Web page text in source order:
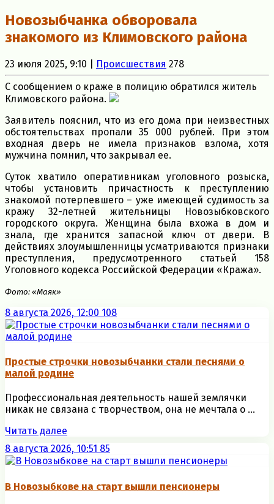
Новозыбчанка обворовала
знакомого из Климовского района
23 июля 2025, 9:10 | Происшествия 278
С сообщением о краже в полицию обратился житель
Климовского района.
Заявитель пояснил, что из его дома при неизвестных
обстоятельствах пропали 35 000 рублей. При этом
входная дверь не имела признаков взлома, хотя
мужчина помнил, что закрывал ее.
Суток хватило оперативникам уголовного розыска,
чтобы установить причастность к преступлению
знакомой потерпевшего – уже имеющей судимость за
кражу 32-летней жительницы Новозыбковского
городского округа. Женщина была вхожа в дом и
знала, где хранится запасной ключ от двери. В
действиях злоумышленницы усматриваются признаки
преступления, предусмотренного статьей 158
Уголовного кодекса Российской Федерации «Кража».
Фото: «Маяк»
8 августа 2026, 12:00 108
Простые строчки новозыбчанки стали песнями о
малой родине
Профессиональная деятельность нашей землячки
никак не связана с творчеством, она не мечтала о ...
Читать далее
8 августа 2026, 10:51 85
В Новозыбкове на старт вышли пенсионеры